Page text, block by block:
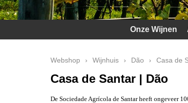
Onze Wijnen
Webshop › Wijnhuis › Dão › Casa de
Casa de Santar | Dão
De Sociedade Agrícola de Santar heeft ongeveer